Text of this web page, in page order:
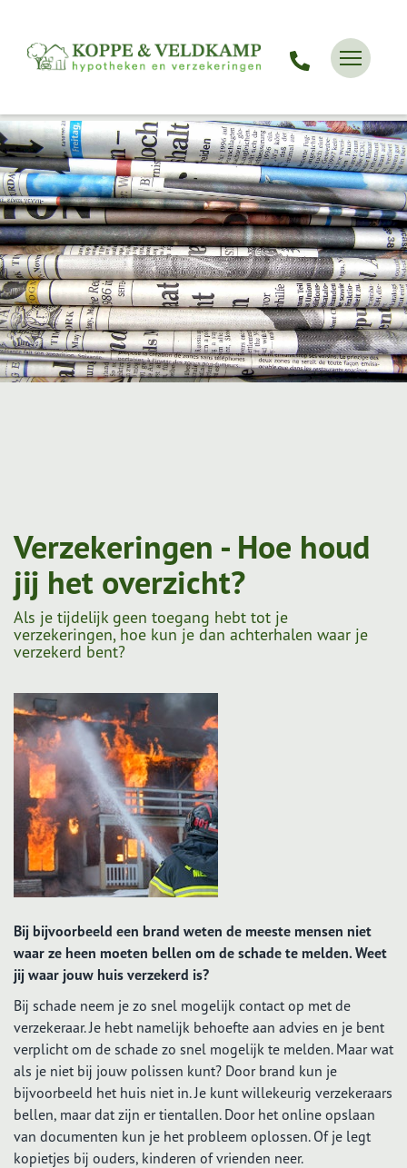
Verzekeringen - Hoe houd
jij het overzicht?
Als je tijdelijk geen toegang hebt tot je
verzekeringen, hoe kun je dan achterhalen waar je
verzekerd bent?
Bij bijvoorbeeld een brand weten de meeste mensen niet
waar ze heen moeten bellen om de schade te melden. Weet
jij waar jouw huis verzekerd is?
Bij schade neem je zo snel mogelijk contact op met de
verzekeraar. Je hebt namelijk behoefte aan advies en je bent
verplicht om de schade zo snel mogelijk te melden. Maar wat
als je niet bij jouw polissen kunt? Door brand kun je
bijvoorbeeld het huis niet in. Je kunt willekeurig verzekeraars
bellen, maar dat zijn er tientallen. Door het online opslaan
van documenten kun je het probleem oplossen. Of je legt
kopietjes bij ouders, kinderen of vrienden neer.